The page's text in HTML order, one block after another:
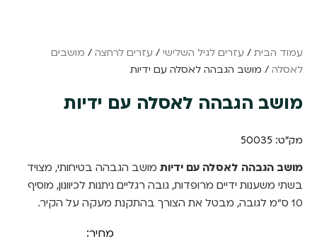
עמוד הבית / עזרים לגיל השלישי / עזרים לרחצה / מושבים
לאסלה / מושב הגבהה לאסלה עם ידיות
מושב הגבהה לאסלה עם ידיות
מק"ט: 50035
מושב הגבהה לאסלה עם ידיות מושב הגבהה בטיחותי, מצויד
בשתי משענות ידיים מרופדות, גובה רגליים ניתנות לכיוונון, מוסיף
10 ס"מ לגובה, מבטל את הצורך בהתקנת מעקה על הקיר.
מחיר: